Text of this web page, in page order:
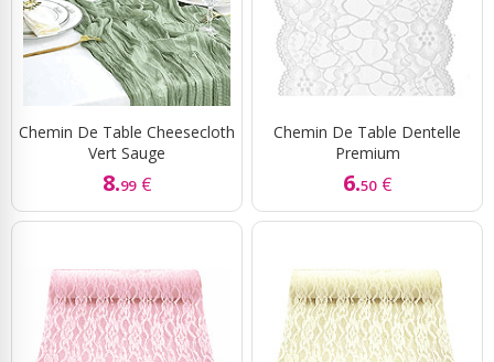
Chemin De Table Cheesecloth
Vert Sauge
8.99 €
Chemin De Table Dentelle
Premium
6.50 €